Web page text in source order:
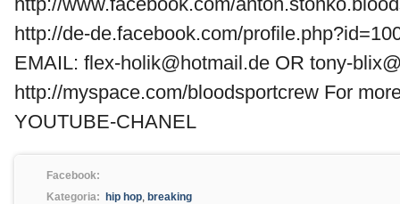
http://de-de.facebook.com/
EMAIL: flex-holik@hotmail.de OR tony-
http://myspace.com/bloodsportcrew For
YOUTUBE-CHANEL
Facebook:
Kategoria:
hip hop, breaking